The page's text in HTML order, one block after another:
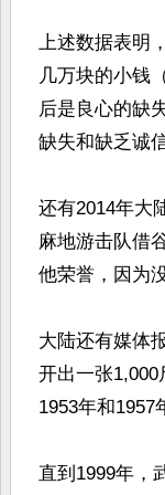
上述数据表明
几万块的小钱
后是良心的缺
缺失和缺乏诚
还有2014年大
麻地游击队借
他荣誉，因为
大陆还有媒体
开出一张
1953年和
直到1999年，